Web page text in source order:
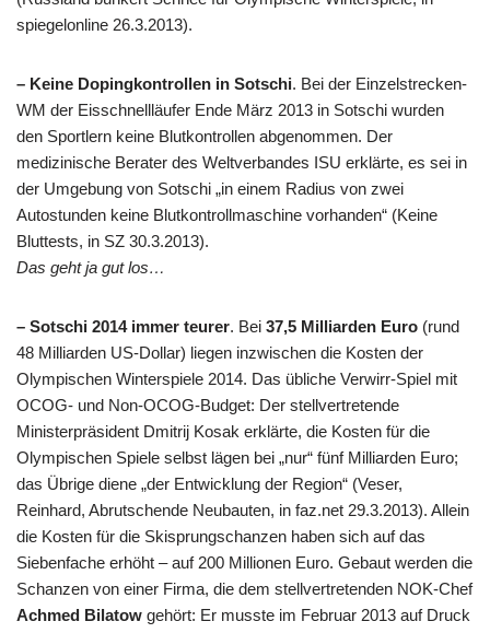
spiegelonline 26.3.2013).
– Keine Dopingkontrollen in Sotschi. Bei der Einzelstrecken-
WM der Eisschnellläufer Ende März 2013 in Sotschi wurden
den Sportlern keine Blutkontrollen abgenommen. Der
medizinische Berater des Weltverbandes ISU erklärte, es sei in
der Umgebung von Sotschi „in einem Radius von zwei
Autostunden keine Blutkontrollmaschine vorhanden“ (Keine
Bluttests, in SZ 30.3.2013).
Das geht ja gut los…
– Sotschi 2014 immer teurer. Bei 37,5 Milliarden Euro (rund
48 Milliarden US-Dollar) liegen inzwischen die Kosten der
Olympischen Winterspiele 2014. Das übliche Verwirr-Spiel mit
OCOG- und Non-OCOG-Budget: Der stellvertretende
Ministerpräsident Dmitrij Kosak erklärte, die Kosten für die
Olympischen Spiele selbst lägen bei „nur“ fünf Milliarden Euro;
das Übrige diene „der Entwicklung der Region“ (Veser,
Reinhard, Abrutschende Neubauten, in faz.net 29.3.2013). Allein
die Kosten für die Skisprungschanzen haben sich auf das
Siebenfache erhöht – auf 200 Millionen Euro. Gebaut werden die
Schanzen von einer Firma, die dem stellvertretenden NOK-Chef
Achmed Bilatow gehört: Er musste im Februar 2013 auf Druck